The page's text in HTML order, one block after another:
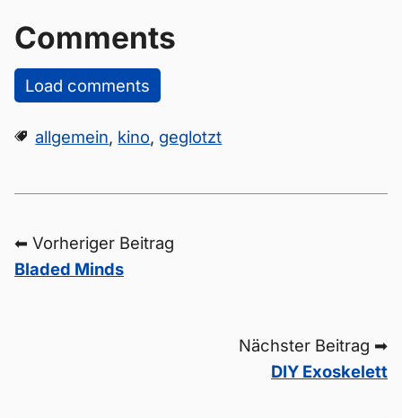
Comments
Load comments
allgemein, kino, geglotzt
⬅ Vorheriger Beitrag
Bladed Minds
Nächster Beitrag ➡
DIY Exoskelett